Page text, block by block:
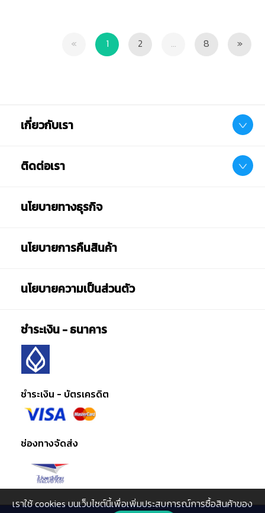
« Previous1 2 ... 8 »Next
เกี่ยวกับเรา
ติดต่อเรา
นโยบายทางธุรกิจ
นโยบายการคืนสินค้า
นโยบายความเป็นส่วนตัว
ชำระเงิน - ธนาคาร
ชำระเงิน - บัตรเครดิต
ช่องทางจัดส่ง
เราใช้ cookies บนเว็บไซต์นี้เพื่อเพิ่มประสบการณ์การซื้อสินค้าของ